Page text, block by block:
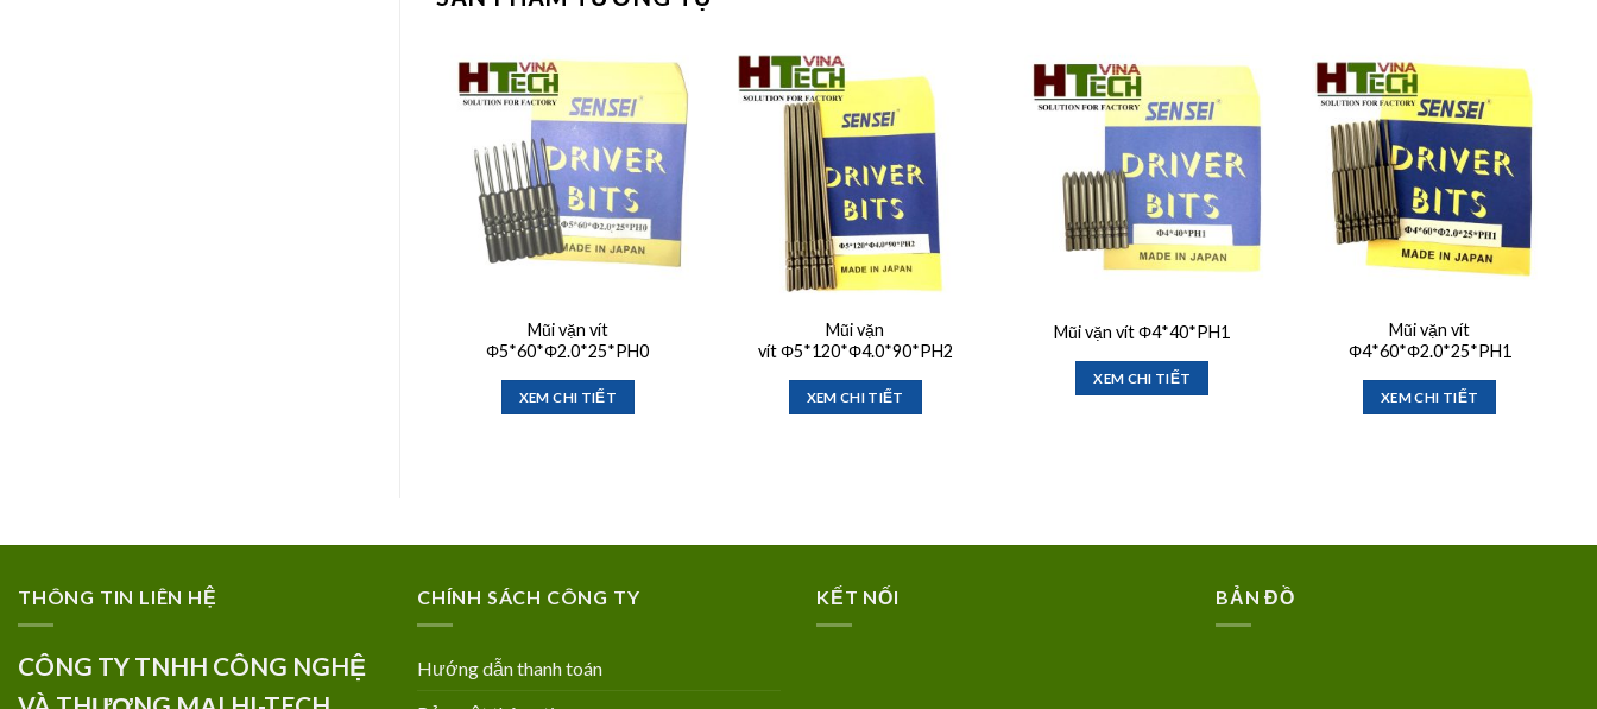
Add to
wishlist
Mũi vặn vít
Φ5*60*Φ2.0*25*PH0
XEM CHI TIẾT
Mũi vặn
vít Φ5*120*Φ4.0*90*PH2
XEM CHI TIẾT
Add to
wishlist
Mũi vặn vít Φ4*40*PH1
XEM CHI TIẾT
wishlist
Mũi vặn vít
Φ4*60*Φ2.0*25*PH1
XEM CHI TIẾT
THÔNG TIN LIÊN HỆ
CÔNG TY TNHH CÔNG NGHỆ
CHÍNH SÁCH CÔNG TY
Hướng dẫn thanh toán
KẾT NỐI BẢN ĐỒ